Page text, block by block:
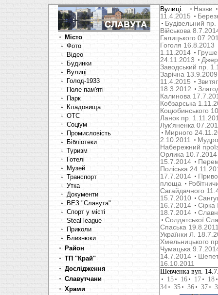
Місто
Фото
Відео
Будинки
Вулиці
Голод-1933
Поле пам'яті
Парк
Кладовища
OTC
Соціум
Промисловість
Бібліотеки
Туризм
Готелі
Музей
Транспорт
Утка
Документи
ВЕЗ "Славута"
Спорт у місті
Steal league
Приколи
Близнюки
Район
ТП "Край"
Дослідження
Славутчани
Храми
Вулиці:
Назви
11.4.2015
Будівельний
Військова
Галицького
Гоголя 16.8.2013
1.11.2014
24.11.2013
Заводський пр.
Зарічна 13.9.2009
11.4.2015
18.3.2012
Калинова
Кобзарська
Коцюбинського
Ланок пр.
Лук'яненка
Мирного
2.10.2011
Набережний
Орлика 10.7.2014
15.7.2014
Поліська
17.7.2014
площа
Сагайдачного
15.7.2010
16.7.2014
Сірка
18.7.2014
Солдатської
Cпаська
Українки Л.
Хмельницького
Чумацька
14.7.2014
16.10.2011
Шевченка вул.
15
16 17
18
34
35 36 37